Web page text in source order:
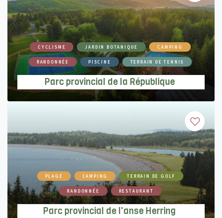
Parc provincial de la République
CYCLISME JARDIN BOTANIQUE CAMPING
RANDONNÉE PISCINE TERRAIN DE TENNIS
Parc provincial de la République
Parc provincial de l'anse Herring
PLAGE CAMPING TERRAIN DE GOLF
RANDONNÉE RESTAURANT
Parc provincial de l'anse Herring